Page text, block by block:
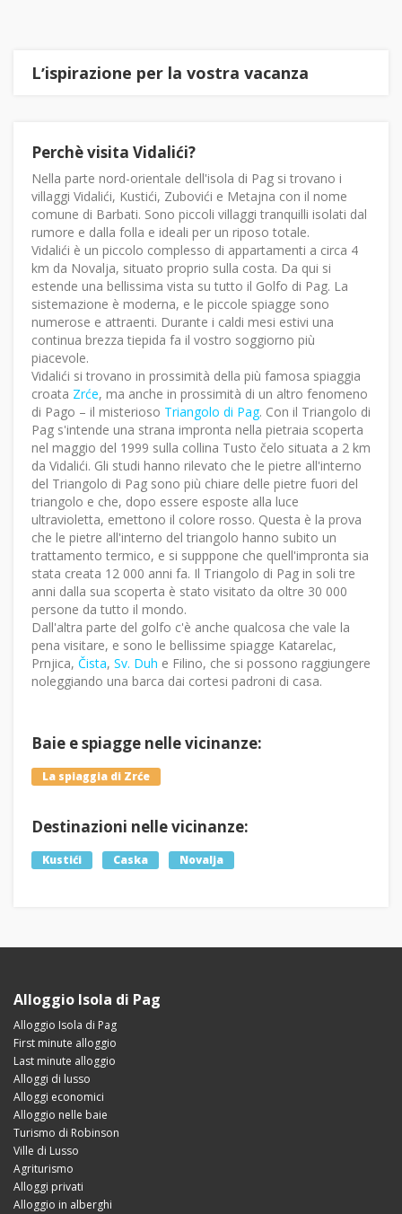
Lʼispirazione per la vostra vacanza
Perchè visita Vidalići?
Nella parte nord-orientale dell'isola di Pag si trovano i
villaggi Vidalići, Kustići, Zubovići e Metajna con il nome
comune di Barbati. Sono piccoli villaggi tranquilli isolati dal
rumore e dalla folla e ideali per un riposo totale.
Vidalići è un piccolo complesso di appartamenti a circa 4
km da Novalja, situato proprio sulla costa. Da qui si
estende una bellissima vista su tutto il Golfo di Pag. La
sistemazione è moderna, e le piccole spiagge sono
numerose e attraenti. Durante i caldi mesi estivi una
continua brezza tiepida fa il vostro soggiorno più
piacevole.
Vidalići si trovano in prossimità della più famosa spiaggia
croata Zrće, ma anche in prossimità di un altro fenomeno
di Pago – il misterioso Triangolo di Pag. Con il Triangolo di
Pag s'intende una strana impronta nella pietraia scoperta
nel maggio del 1999 sulla collina Tusto čelo situata a 2 km
da Vidalići. Gli studi hanno rilevato che le pietre all'interno
del Triangolo di Pag sono più chiare delle pietre fuori del
triangolo e che, dopo essere esposte alla luce
ultravioletta, emettono il colore rosso. Questa è la prova
che le pietre all'interno del triangolo hanno subito un
trattamento termico, e si supppone che quell'impronta sia
stata creata 12 000 anni fa. Il Triangolo di Pag in soli tre
anni dalla sua scoperta è stato visitato da oltre 30 000
persone da tutto il mondo.
Dall'altra parte del golfo c'è anche qualcosa che vale la
pena visitare, e sono le bellissime spiagge Katarelac,
Prnjica, Čista, Sv. Duh e Filino, che si possono raggiungere
noleggiando una barca dai cortesi padroni di casa.
Baie e spiagge nelle vicinanze:
La spiaggia di Zrće
Destinazioni nelle vicinanze:
Kustići Caska Novalja
Alloggio Isola di Pag
Alloggio Isola di Pag
First minute alloggio
Last minute alloggio
Alloggi di lusso
Alloggi economici
Alloggio nelle baie
Turismo di Robinson
Ville di Lusso
Agriturismo
Alloggi privati
Alloggio in alberghi